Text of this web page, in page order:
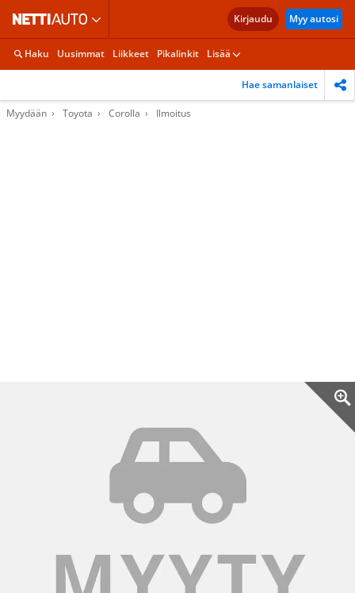
Kirjaudu Myy autosi
Haku Uusimmat Liikkeet Pikalinkit Lisää
Hae samanlaiset
Myydään Toyota Corolla Ilmoitus